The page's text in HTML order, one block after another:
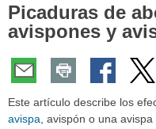
Picaduras de
avispones y
Este artículo describe los
avispa , avispón o una avispa